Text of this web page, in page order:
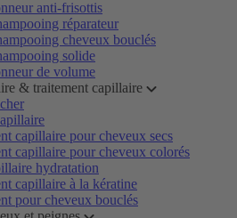
anti-frisottis
réparateur
cheveux bouclés
solide
de volume
& traitement capillaire
capillaire pour cheveux secs
capillaire pour cheveux colorés
hydratation
capillaire à la kératine
pour cheveux bouclés